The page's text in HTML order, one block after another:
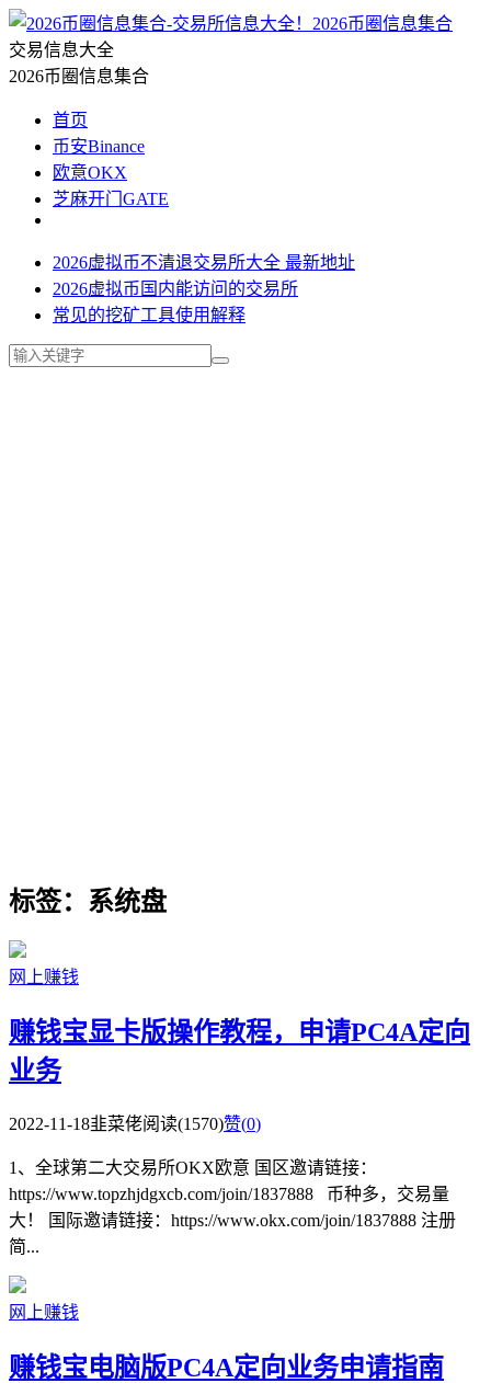
2026币圈信息集合
交易信息大全
2026币圈信息集合
首页
币安Binance
欧意OKX
芝麻开门GATE
2026虚拟币不清退交易所大全 最新地址
2026虚拟币国内能访问的交易所
常见的挖矿工具使用解释
标签：系统盘
网上赚钱
赚钱宝显卡版操作教程，申请PC4A定向
业务
2022-11-18韭菜佬阅读(1570)赞(0)
1、全球第二大交易所OKX欧意 国区邀请链接：
https://www.topzhjdgxcb.com/join/1837888 币种多，交易量
大！ 国际邀请链接：https://www.okx.com/join/1837888 注册
简...
网上赚钱
赚钱宝电脑版PC4A定向业务申请指南